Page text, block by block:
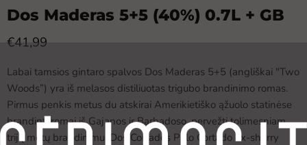
Dos Maderas 5+5 (40%) 0.7L + GB
Dabartinė kaina
€41,99
Labai tamsios gintaro spalvos Dos Maderas 5+5 (angliškai "Two
Woods”) yra iš melasos distiliuotas trigubo brandinimo romas.
Pirmus penkis metus du atskirai Amerikietiško ąžuolo statinėse
brandinti romai iš Gajanos ir Barbadoso. pervežti tolimesniam
trijų metų brandinimui Dos Cortados Palo Cortado ex-sherry